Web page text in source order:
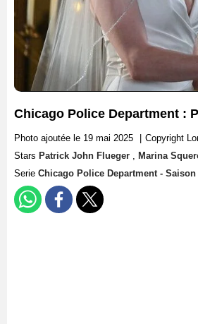
Chicago Police Department :
Photo ajoutée le 19 mai 2025
Copyright
Stars Patrick John Flueger , Marina
Serie Chicago Police Department - Saison